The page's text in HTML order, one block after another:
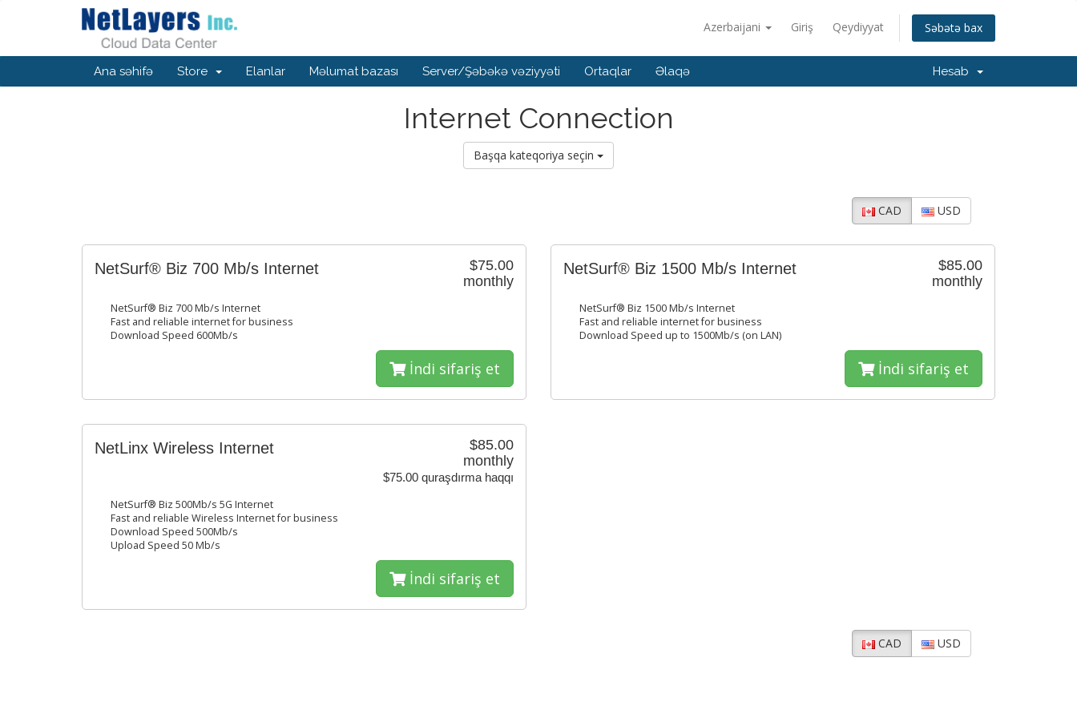
Azerbaijani Giriş Qeydiyyat Səbətə bax
Ana səhifə Store Elanlar Məlumat bazası Server/Şəbəkə vəziyyəti Ortaqlar Əlaqə Hesab
Internet Connection
Başqa kateqoriya seçin
CAD USD
$75.00
monthly
NetSurf® Biz 700 Mb/s Internet
NetSurf® Biz 700 Mb/s Internet
Fast and reliable internet for business
Download Speed 600Mb/s
İndi sifariş et
$85.00
monthly
NetSurf® Biz 1500 Mb/s Internet
NetSurf® Biz 1500 Mb/s Internet
Fast and reliable internet for business
Download Speed up to 1500Mb/s (on LAN)
İndi sifariş et
$85.00
monthly
$75.00 quraşdırma haqqı
NetLinx Wireless Internet
NetSurf® Biz 500Mb/s 5G Internet
Fast and reliable Wireless Internet for business
Download Speed 500Mb/s
Upload Speed 50 Mb/s
İndi sifariş et
CAD USD